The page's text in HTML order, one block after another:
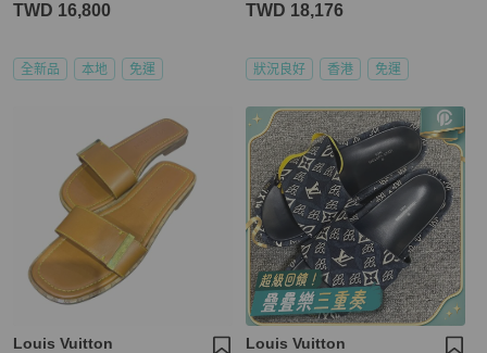
TWD 16,800
全新品 本地 免運
TWD 18,176
狀況良好 香港 免運
Louis Vuitton Louis Vuitton